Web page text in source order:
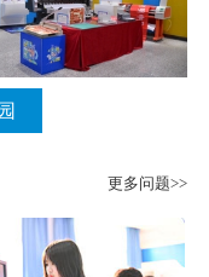
更多问题>>